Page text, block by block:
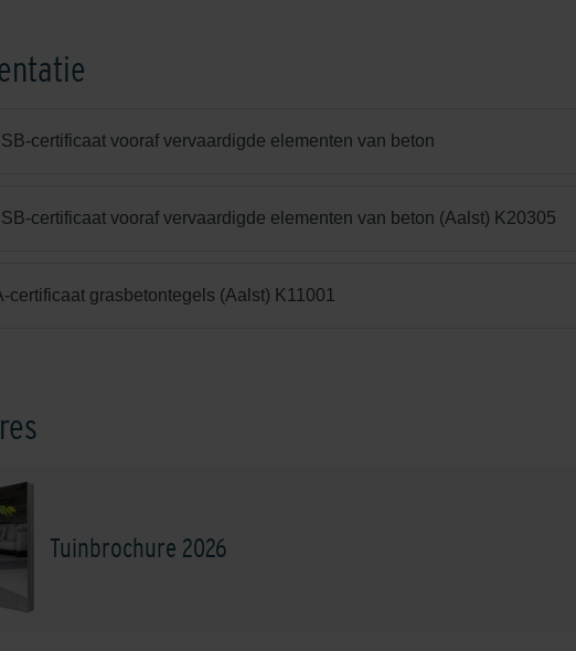
certificaat vooraf vervaardigde elementen van beton
certificaat vooraf vervaardigde elementen van beton (Aalst) K20305
certificaat grasbetontegels (Aalst) K11001
Tuinbrochure 2026